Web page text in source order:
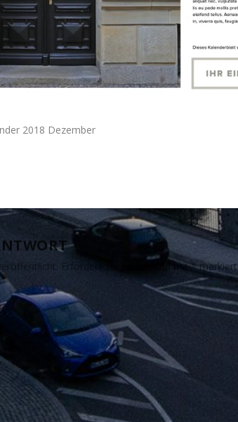
2018 Dezember
Erforderliche Felder sind mit*markiert